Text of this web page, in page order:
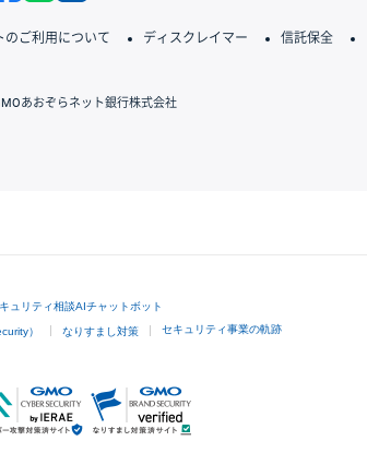
のご利用について ディスクレイマー 信託保全
あおぞらネット銀行株式会社
ュリティ相談AIチャットボット
） なりすまし対策 セキュリティ事業の軌跡